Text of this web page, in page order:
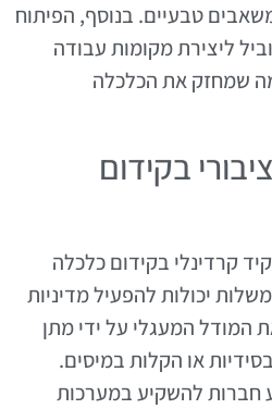
טבעיים. בנוסף, הפיתוח
ליצירת מקומות עבודה
שמחזק את הכלכלה
בקידום
קרדינלי בקידום כלכלה
יכולות להפעיל מדיניות
המעגלי על ידי מתן
או הקלות במיסים.
חברות להשקיע במערכות